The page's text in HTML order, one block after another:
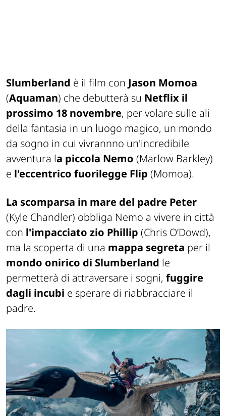
Slumberland è il film con Jason Momoa
(Aquaman) che debutterà su Netflix il
prossimo 18 novembre, per volare sulle ali
della fantasia in un luogo magico, un mondo
da sogno in cui vivrannno un'incredibile
avventura la piccola Nemo (Marlow Barkley)
e l'eccentrico fuorilegge Flip (Momoa).
La scomparsa in mare del padre Peter
(Kyle Chandler) obbliga Nemo a vivere in città
con l'impacciato zio Phillip (Chris O’Dowd),
ma la scoperta di una mappa segreta per il
mondo onirico di Slumberland le
permetterà di attraversare i sogni, fuggire
dagli incubi e sperare di riabbracciare il
padre.